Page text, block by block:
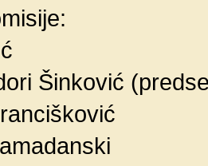
Šinković